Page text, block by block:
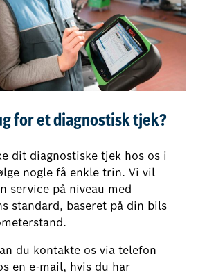
for et diagnostisk tjek?
dit diagnostiske tjek hos os i
nogle få enkle trin. Vi vil
service på niveau med
standard, baseret på din bils
du kontakte os via telefon
en e-mail, hvis du har